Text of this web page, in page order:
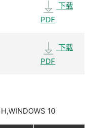
下载
PDF
下载
PDF
10